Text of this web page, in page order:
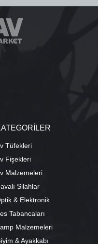
Tüfekleri
Fişekleri
Malzemeleri
Silahlar
& Elektronik
Tabancaları
Malzemeleri
& Ayakkabı